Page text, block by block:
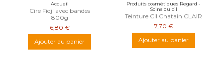
Accueil
Cire Fidji avec bandes
800g
6,80 €
Ajouter au panier
Produits cosmétiques Regard -
Soins du cil
Teinture Cil Chatain CLAIR
7,70 €
Ajouter au panier